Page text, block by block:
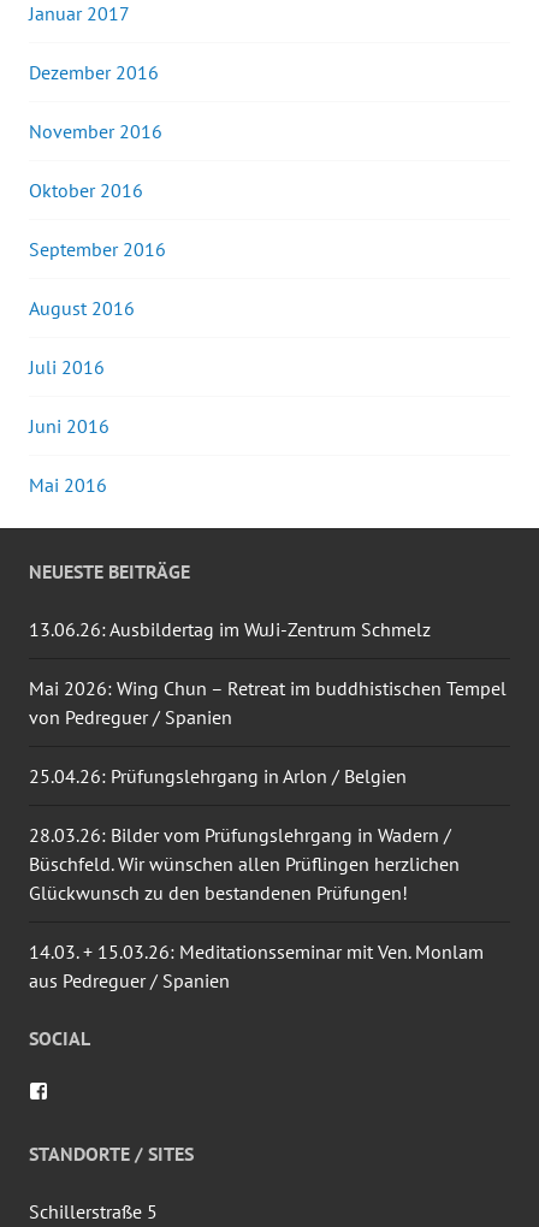
Januar 2017
Dezember 2016
November 2016
Oktober 2016
September 2016
August 2016
Juli 2016
Juni 2016
Mai 2016
NEUESTE BEITRÄGE
13.06.26: Ausbildertag im WuJi-Zentrum Schmelz
Mai 2026: Wing Chun – Retreat im buddhistischen Tempel
von Pedreguer / Spanien
25.04.26: Prüfungslehrgang in Arlon / Belgien
28.03.26: Bilder vom Prüfungslehrgang in Wadern /
Büschfeld. Wir wünschen allen Prüflingen herzlichen
Glückwunsch zu den bestandenen Prüfungen!
14.03. + 15.03.26: Meditationsseminar mit Ven. Monlam
aus Pedreguer / Spanien
SOCIAL
auf
Facebook
STANDORTE / SITES
Schillerstraße 5